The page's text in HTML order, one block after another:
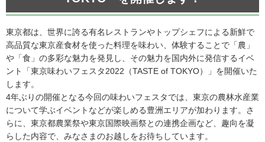
東京都は、世界に誇る有名レストランやトップシェフによる新鮮で
高品質な東京産食材を使った料理を味わい、体験することで「農」
や「食」の多彩な魅力を発見し、その魅力を国内外に発信するイベ
ント「東京味わいフェスタ2022（TASTE of TOKYO）」を開催いた
します。
4年ぶりの開催となる今回の味わいフェスタでは、東京の農林水産業
について学ぶイベントなどが楽しめる豊洲エリアが加わります。さ
らに、東京都農業祭や東京国際映画祭との連携企画など、趣向を凝
らした内容で、みなさまのお越しをお待ちしています。